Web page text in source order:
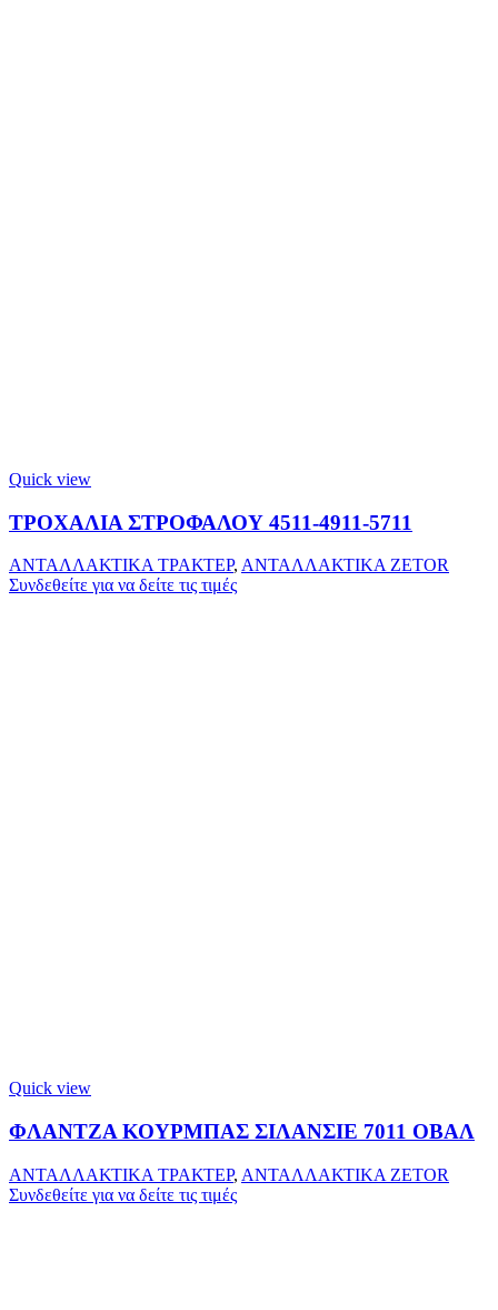
Quick view
ΤΡΟΧΑΛΙΑ ΣΤΡΟΦΑΛΟΥ 4511-4911-5711
ΑΝΤΑΛΛΑΚΤΙΚΑ ΤΡΑΚΤΕΡ, ΑΝΤΑΛΛΑΚΤΙΚΑ ZETOR
Συνδεθείτε για να δείτε τις τιμές
Quick view
ΦΛΑΝΤΖΑ ΚΟΥΡΜΠΑΣ ΣΙΛΑΝΣΙΕ 7011 ΟΒΑΛ
ΑΝΤΑΛΛΑΚΤΙΚΑ ΤΡΑΚΤΕΡ, ΑΝΤΑΛΛΑΚΤΙΚΑ ZETOR
Συνδεθείτε για να δείτε τις τιμές